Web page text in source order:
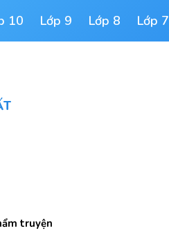
10 Lớp 9 Lớp 8 Lớp 7
truyện